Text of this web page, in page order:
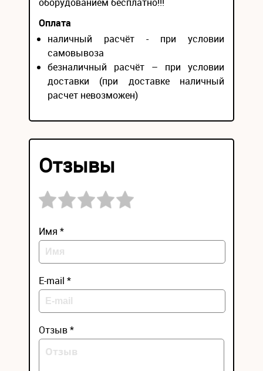
Оплата
наличный расчёт - при условии
самовывоза
безналичный расчёт – при условии
доставки (при доставке наличный
расчет невозможен)
Отзывы
Имя *
E-mail *
Отзыв *